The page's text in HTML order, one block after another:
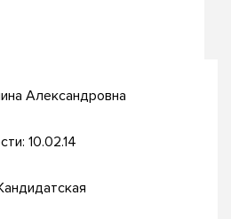
Александровна
10.02.14